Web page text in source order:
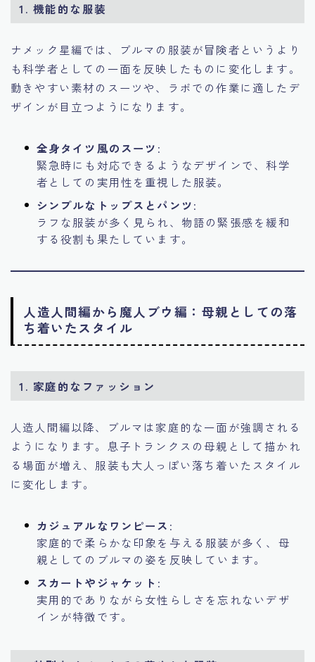
1. 機能的な服装
ナメック星編では、ブルマの服装が冒険者というより
も科学者としての一面を反映したものに変化します。
動きやすい素材のスーツや、ラボでの作業に適したデ
ザインが目立つようになります。
全身タイツ風のスーツ :
緊急時にも対応できるようなデザインで、科学
者としての実用性を重視した服装。
シンプルなトップスとパンツ:
ラフな服装が多く見られ、物語の緊張感を緩和
する役割も果たしています。
人造人間編から魔人ブウ編：母親としての落
ち着いたスタイル
1. 家庭的なファッション
人造人間編以降、ブルマは家庭的な一面が強調される
ようになります。息子トランクスの母親として描かれ
る場面が増え、服装も大人っぽい落ち着いたスタイル
に変化します。
カジュアルなワンピース :
家庭的で柔らかな印象を与える服装が多く、母
親としてのブルマの姿を反映しています。
スカートやジャケット :
実用的でありながら女性らしさを忘れないデザ
インが特徴です。